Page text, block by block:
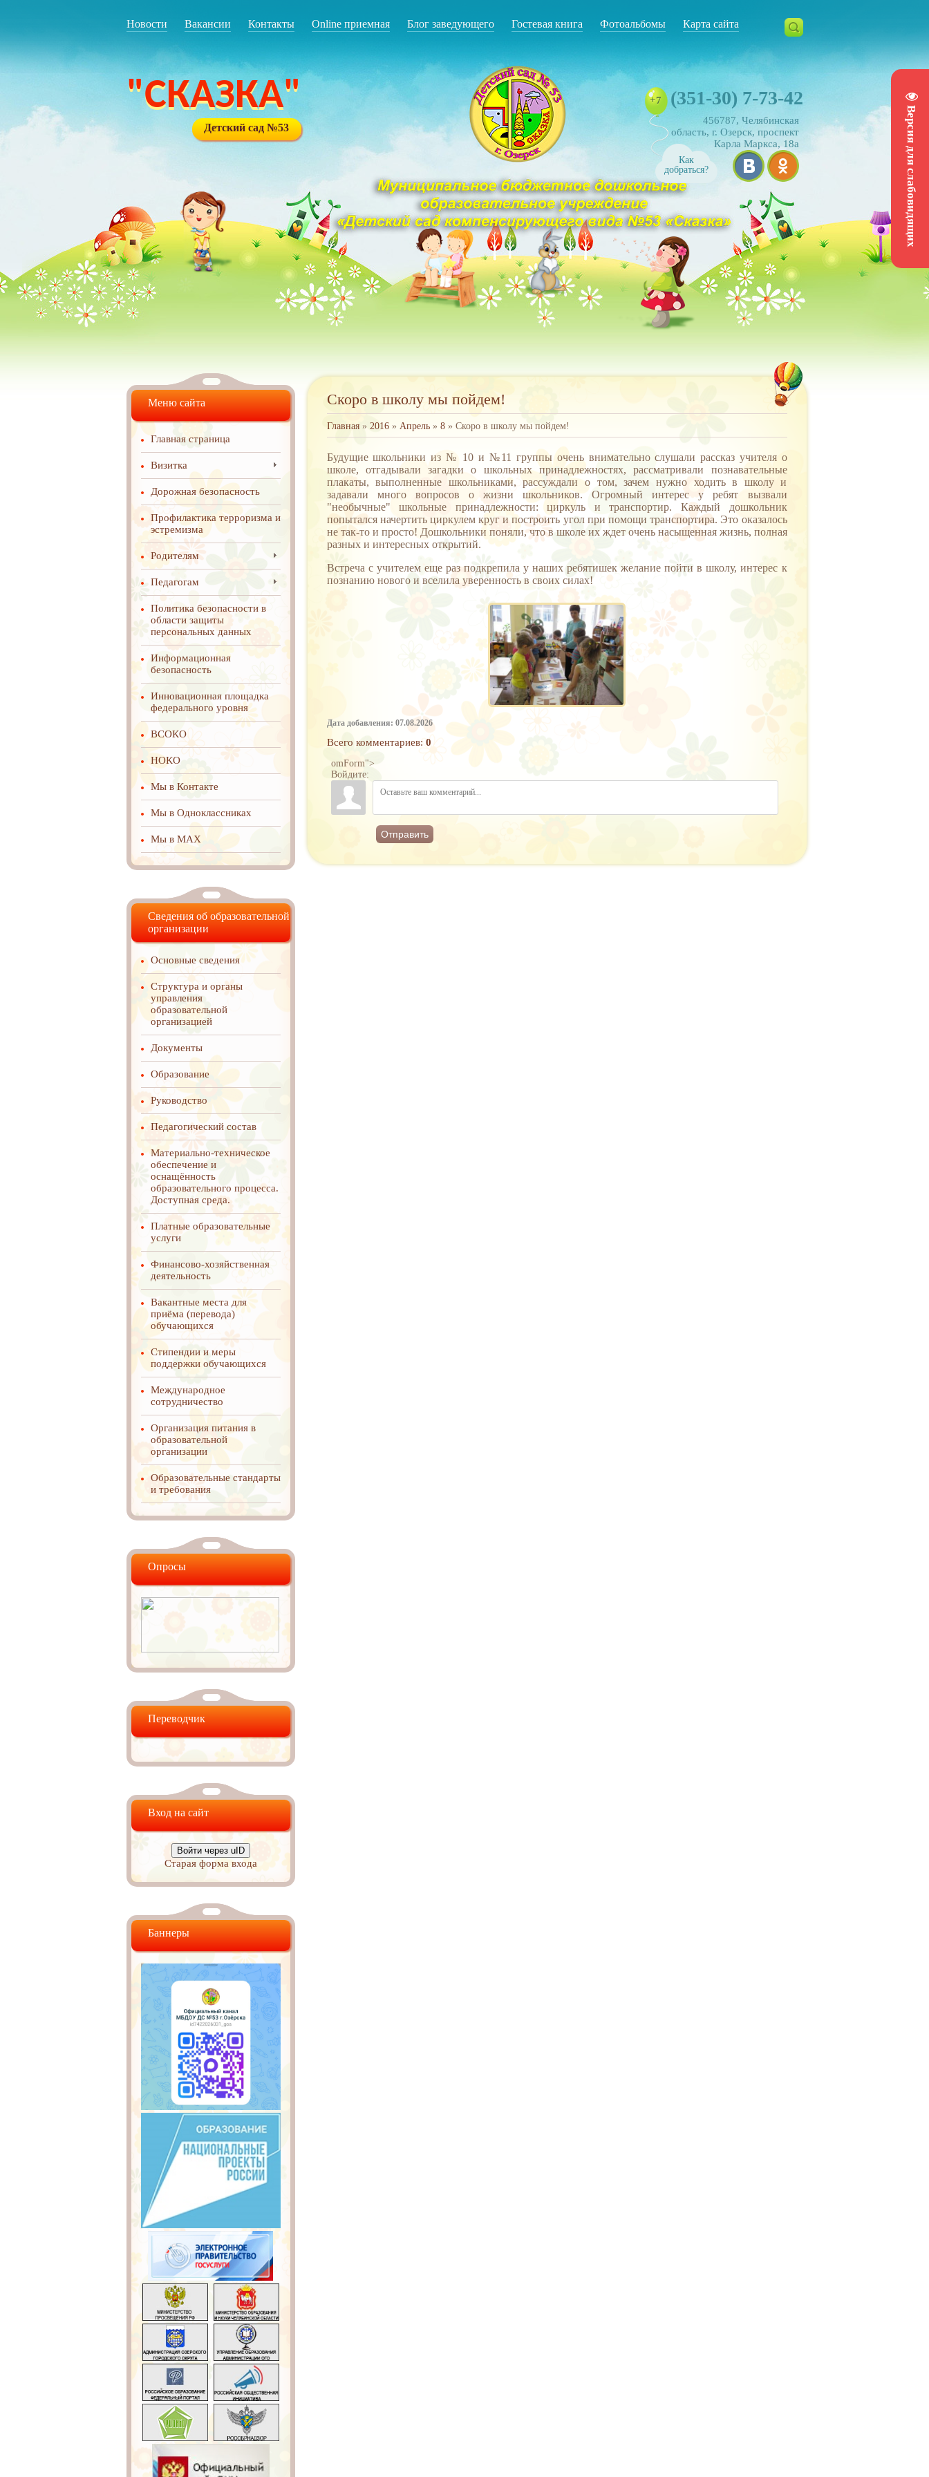
Версия для слабовидящих
Новости Вакансии Контакты Online приемная Блог заведующего Гостевая книга Фотоальбомы Карта сайта
"СКАЗКА"
Детский сад №53
+7 (351-30) 7-73-42
456787, Челябинская
область, г. Озерск, проспект
Карла Маркса, 18а
Как
добраться?
Скоро в школу мы пойдем!
Главная» 2016 » Апрель » 8» Скоро в школу мы пойдем!
Будущие школьники из № 10 и №11 группы очень внимательно слушали рассказ учителя о
школе, отгадывали загадки о школьных принадлежностях, рассматривали познавательные
плакаты, выполненные школьниками, рассуждали о том, зачем нужно ходить в школу и
задавали много вопросов о жизни школьников. Огромный интерес у ребят вызвали
"необычные" школьные принадлежности: циркуль и транспортир. Каждый дошкольник
попытался начертить циркулем круг и построить угол при помощи транспортира. Это оказалось
не так-то и просто! Дошкольники поняли, что в школе их ждет очень насыщенная жизнь, полная
разных и интересных открытий.
Встреча с учителем еще раз подкрепила у наших ребятишек желание пойти в школу, интерес к
познанию нового и вселила уверенность в своих силах!
Дата добавления: 07.08.2026
Всего комментариев: 0
omForm">
Войдите:
Отправить
Меню сайта
Главная страница
Визитка
Дорожная безопасность
Профилактика терроризма и
эстремизма
Родителям
Педагогам
Политика безопасности в
области защиты
персональных данных
Информационная
безопасность
Инновационная площадка
федерального уровня
ВСОКО
НОКО
Мы в Контакте
Мы в Одноклассниках
Мы в MAX
Сведения об образовательной
организации
Основные сведения
Структура и органы
управления
образовательной
организацией
Документы
Образование
Руководство
Педагогический состав
Материально-техническое
обеспечение и
оснащённость
образовательного процесса.
Доступная среда.
Платные образовательные
услуги
Финансово-хозяйственная
деятельность
Вакантные места для
приёма (перевода)
обучающихся
Стипендии и меры
поддержки обучающихся
Международное
cотрудничество
Организация питания в
образовательной
организации
Образовательные стандарты
и требования
Опросы
Переводчик
Вход на сайт
Войти через uID
Старая форма входа
Баннеры